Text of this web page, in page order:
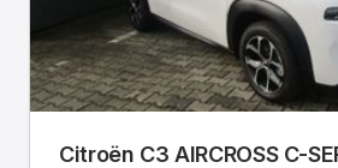
Citroën C3 AIRCROSS C-